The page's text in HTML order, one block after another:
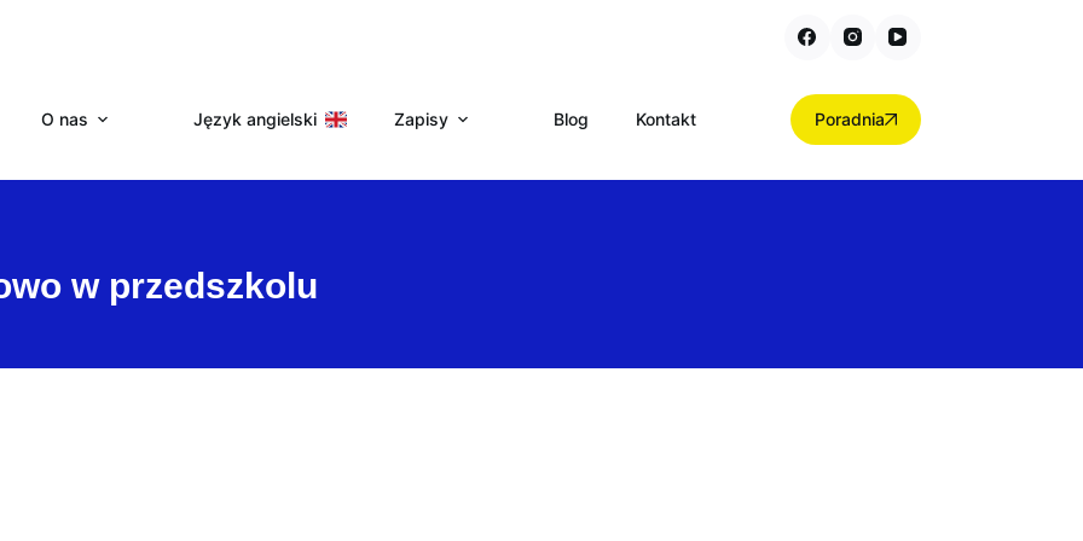
O nas Język angielski Zapisy Blog Kontakt Poradnia
w przedszkolu